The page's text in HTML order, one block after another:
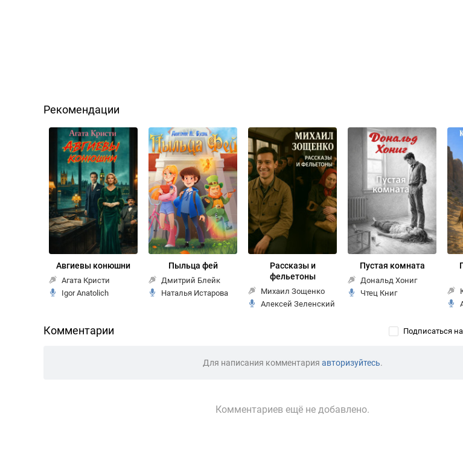
Рекомендации
Авгиевы конюшни
Агата Кристи
Igor Anatolich
Пыльца фей
Дмитрий Блейк
Наталья Истарова
Рассказы и
фельетоны
Михаил Зощенко
Алексей Зеленский
Пустая комната
Дональд Хониг
Чтец Книг
Подписаться
Комментарии
Для написания комментария авторизуйтесь.
Комментариев ещё не добавлено.